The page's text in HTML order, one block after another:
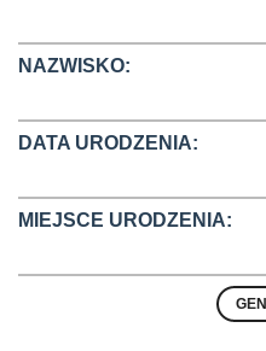
NAZWISKO:
DATA URODZENIA:
MIEJSCE URODZENIA: